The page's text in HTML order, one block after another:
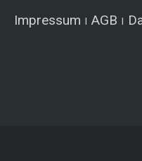
Impressum I AGB I